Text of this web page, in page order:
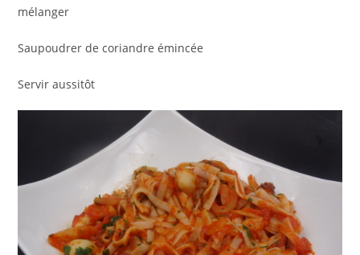
mélanger
Saupoudrer de coriandre émincée
Servir aussitôt